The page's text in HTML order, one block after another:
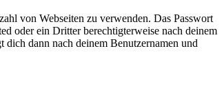
von Webseiten zu verwenden. Das Passwort
oder ein Dritter berechtigterweise nach deinem
dich dann nach deinem Benutzernamen und